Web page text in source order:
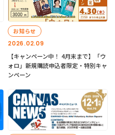
2026.02.09
お知らせ
【キャンペーン中！ 4月末まで】「ウ
ォロ」新規購読申込者限定・特別キャ
ンペーン